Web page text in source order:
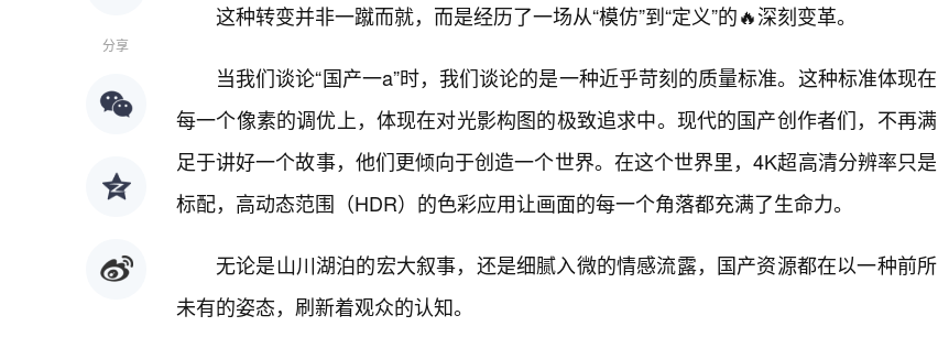
分享
这种转变并非一蹴而就，而是经历了一场从“模仿”到“定义”的🔥深刻变革。
当我们谈论“国产一a”时，我们谈论的是一种近乎苛刻的质量标准。这种标准体现在
每一个像素的调优上，体现在对光影构图的极致追求中。现代的国产创作者们，不再满
足于讲好一个故事，他们更倾向于创造一个世界。在这个世界里，4K超高清分辨率只是
标配，高动态范围（HDR）的色彩应用让画面的每一个角落都充满了生命力。
无论是山川湖泊的宏大叙事，还是细腻入微的情感流露，国产资源都在以一种前所
未有的姿态，刷新着观众的认知。